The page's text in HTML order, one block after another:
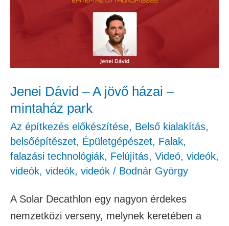
Jenei Dávid – A jövő házai –
mintaház park
Az építkezés előkészítése, Belső kialakítás,
belsőépítészet, Épületgépészet, Falak,
falazási technológiák, Felújítás, Videó, videók,
videók, videók, videók / Bodnár György
A Solar Decathlon egy nagyon érdekes
nemzetközi verseny, melynek keretében a
–
mintaház
park